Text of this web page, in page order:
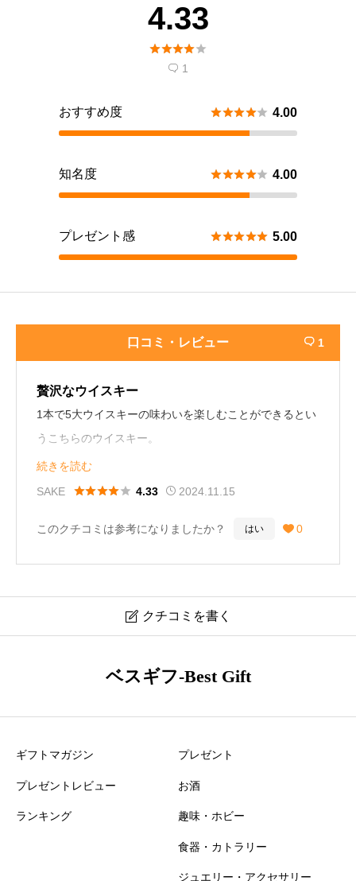
4.33

 1
おすすめ度  4.00
知名度  4.00
プレゼント感  5.00
口コミ・レビュー  1
贅沢なウイスキー
1本で5大ウイスキーの味わいを楽しむことができるとい
うこちらのウイスキー。
欲張りな性格の私にはぴったりだなと思いました。
ジャパニーズの良さもきちんと感じられて外国の方への
40歳／男性
続きを読む
SAKE
 4.33 2024.11.15
このクチコミは参考になりましたか？ はい  0
 クチコミを書く
ベスギフ-Best Gift
ギフトマガジン
プレゼントレビュー
ランキング
プレゼント
お酒
趣味・ホビー
食器・カトラリー
ジュエリー・アクセサリー